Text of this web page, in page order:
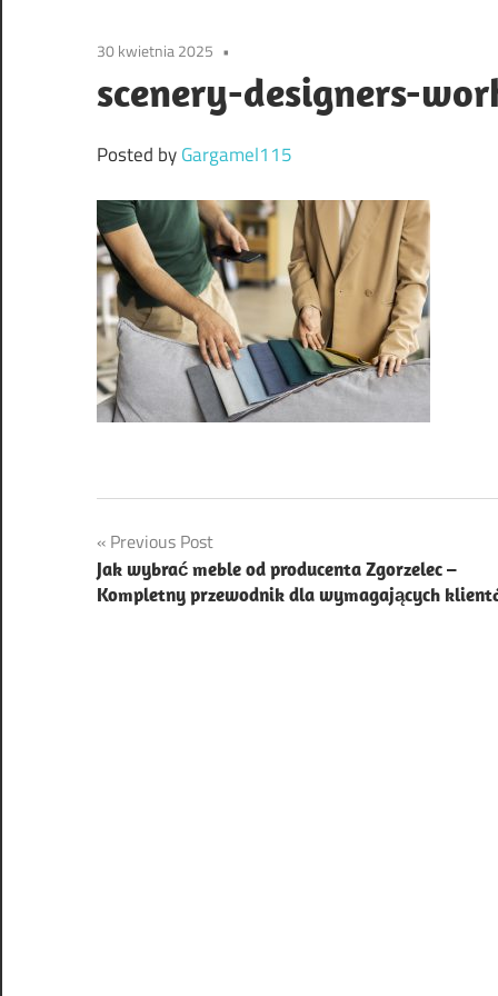
30 kwietnia 2025
scenery-designers-
Posted byGargamel115
Nawigacja
wpisu
Previous Post
Jak wybrać meble od producenta Zgorzelec –
Kompletny przewodnik dla wymagających